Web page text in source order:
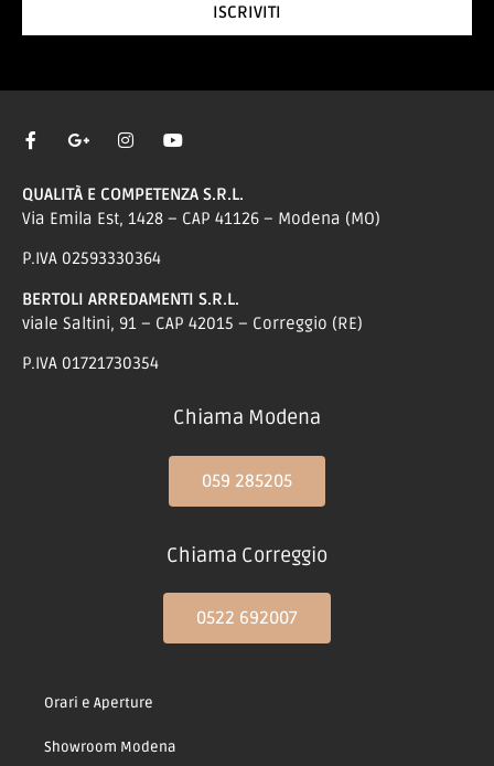
ISCRIVITI
QUALITÀ E COMPETENZA S.R.L.
Via Emila Est, 1428 – CAP 41126 – Modena (MO)
P.IVA 02593330364
BERTOLI ARREDAMENTI S.R.L.
viale Saltini, 91 – CAP 42015 – Correggio (RE)
P.IVA 01721730354
Chiama Modena
059 285205
Chiama Correggio
0522 692007
Orari e Aperture
Showroom Modena